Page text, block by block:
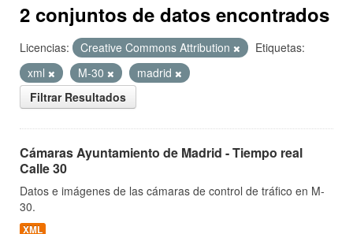
2 conjuntos de datos encontrados
Licencias: Creative Commons Attribution
Etiquetas:
xml
M-30
madrid
Filtrar Resultados
Cámaras Ayuntamiento de Madrid - Tiempo real
Calle 30
Datos e imágenes de las cámaras de control de tráfico en M-
30.
XML